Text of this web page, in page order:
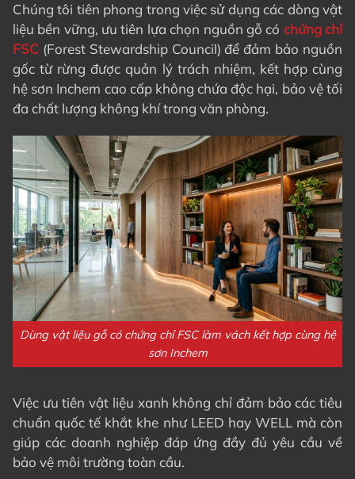
Chúng tôi tiên phong trong việc sử dụng các dòng vật
liệu bền vững, ưu tiên lựa chọn nguồn gỗ có chứng chỉ
FSC (Forest Stewardship Council) để đảm bảo nguồn
gốc từ rừng được quản lý trách nhiệm, kết hợp cùng
hệ sơn Inchem cao cấp không chứa độc hại, bảo vệ tối
đa chất lượng không khí trong văn phòng.
Dùng vật liệu gỗ có chứng chỉ FSC làm vách kết hợp cùng hệ
sơn Inchem
Việc ưu tiên vật liệu xanh không chỉ đảm bảo các tiêu
chuẩn quốc tế khắt khe như LEED hay WELL mà còn
giúp các doanh nghiệp đáp ứng đầy đủ yêu cầu về
bảo vệ môi trường toàn cầu.